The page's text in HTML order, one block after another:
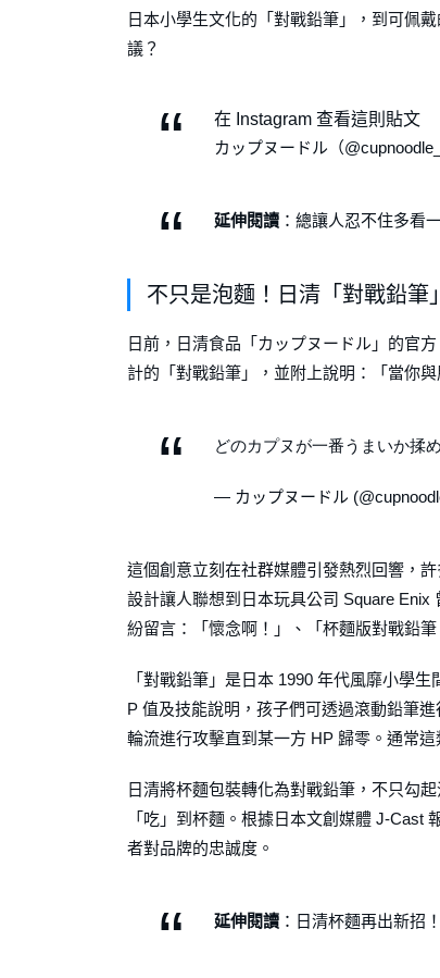
日本小學生文化的「對戰鉛筆」，到可佩
議？
在 Instagram 查看這則貼文
カップヌードル（
延伸閱讀 ：總讓人忍不住多看
不只是泡麵！日清「對戰鉛筆
日前，日清食品「カップヌードル」的官
計的「對戰鉛筆」，並附上說明：「當你
どのカプヌが一番うまいか揉
— カップヌードル
這個創意立刻在社群媒體引發熱烈回響，
設計讓人聯想到日本玩具公司 Square
紛留言：「懷念啊！」、「杯麵版對戰鉛筆
「對戰鉛筆」是日本 1990 年代風靡小學
P 值及技能說明，孩子們可透過滾動鉛筆
輪流進行攻擊直到某一方 HP 歸零。通常
日清將杯麵包裝轉化為對戰鉛筆，不只勾
「吃」到杯麵。根據日本文創媒體 J-Cast
者對品牌的忠誠度。
延伸閱讀 ：日清杯麵再出新招